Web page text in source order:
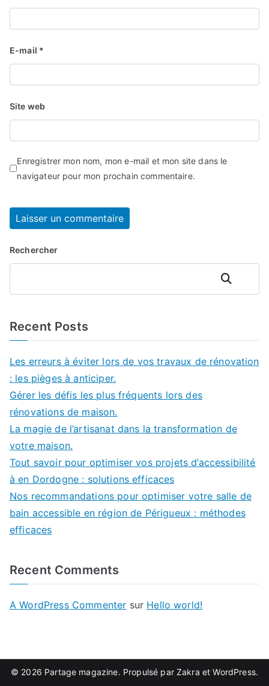
E-mail *
Site web
Enregistrer mon nom, mon e-mail et mon site dans le
navigateur pour mon prochain commentaire.
Rechercher
Rechercher
Recent Posts
Les erreurs à éviter lors de vos travaux de rénovation
: les pièges à anticiper.
Gérer les défis les plus fréquents lors des
rénovations de maison.
La magie de l’artisanat dans la transformation de
votre maison.
Tout savoir pour optimiser vos projets d’accessibilité
à en Dordogne : solutions efficaces
Nos recommandations pour optimiser votre salle de
bain accessible en région de Périgueux : méthodes
efficaces
Recent Comments
A WordPress Commenter sur Hello world!
© 2026 Partage magazine. Propulsé par Zakra etWordPress.